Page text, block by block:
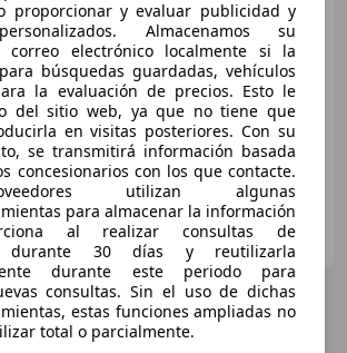
€ 9.250
Sincomparación
km Diésel 135 kW (184 CV)
proporcionar y evaluar publicidad y
Almacenamos su
correo electrónico localmente si la
búsquedas guardadas, vehículos
la evaluación de precios. Esto le
del sitio web, ya que no tiene que
en visitas posteriores. Con su
se transmitirá información basada
concesionarios con los que contacte.
utilizan algunas
para almacenar la información
al realizar consultas de
durante 30 días y reutilizarla
durante este periodo para
consultas. Sin el uso de dichas
estas funciones ampliadas no
total o parcialmente.